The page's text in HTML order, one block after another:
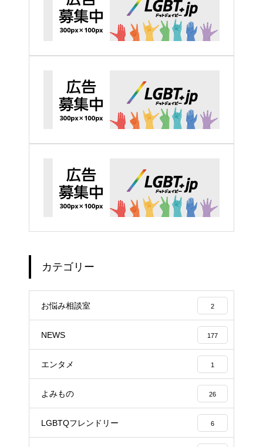
カテゴリー
お悩み相談室 2
NEWS 177
エンタメ 1
よみもの 26
LGBTQフレンドリー 6